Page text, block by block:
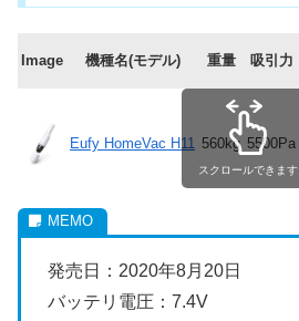
Image 機種名(モデル) 重量 吸引力
Eufy HomeVac H11 560kg 5500Pa
スクロールできます
発売日：2020年8月20日
バッテリ電圧：7.4V